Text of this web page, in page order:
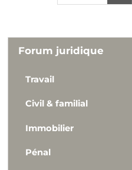
Forum juridique
Travail
Civil & familial
Immobilier
Pénal